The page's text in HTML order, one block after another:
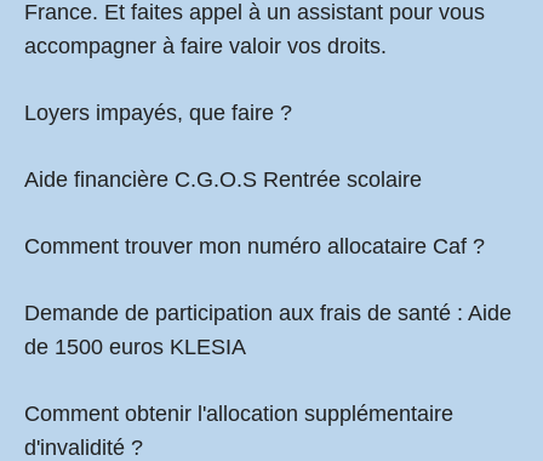
France. Et faites appel à un assistant pour vous
accompagner à faire valoir vos droits.
Loyers impayés, que faire ?
Aide financière C.G.O.S Rentrée scolaire
Comment trouver mon numéro allocataire Caf ?
Demande de participation aux frais de santé : Aide
de 1500 euros KLESIA
Comment obtenir l'allocation supplémentaire
d'invalidité ?